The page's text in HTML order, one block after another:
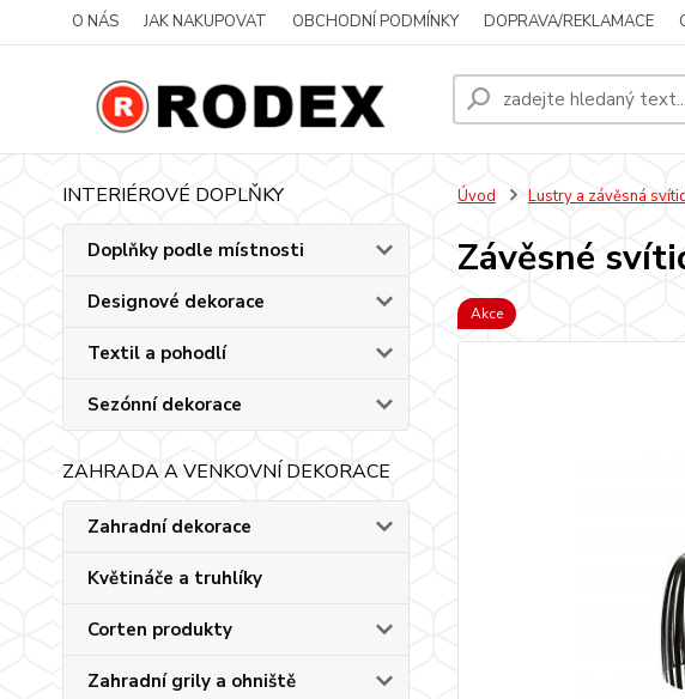
O NÁS JAK NAKUPOVAT OBCHODNÍ PODMÍNKY DOPRAVA/REKLAMACE
INTERIÉROVÉ DOPLŇKY
Doplňky podle místnosti
Designové dekorace
Textil a pohodlí
Sezónní dekorace
ZAHRADA A VENKOVNÍ DEKORACE
Zahradní dekorace
Květináče a truhlíky
Corten produkty
Zahradní grily a ohniště
Úvod Lustry a závěsná
Závěsné
Akce